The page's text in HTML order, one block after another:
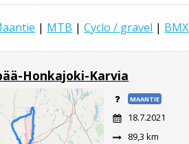
| MTB |Cyclo / gravel | BMX
Honkajoki-Karvia
MAANTIE
18.7.2021
89,3 km